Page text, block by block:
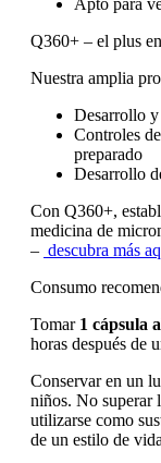
Apto para
Q360+ – el plus
Nuestra amplia
Desarrollo
Controles
preparado
Desarrollo
Con Q360+,
medicina de
– descubra más
Consumo
Tomar 1 cápsula
horas después de
Conservar en un
niños. No superar
utilizarse como
de un estilo de